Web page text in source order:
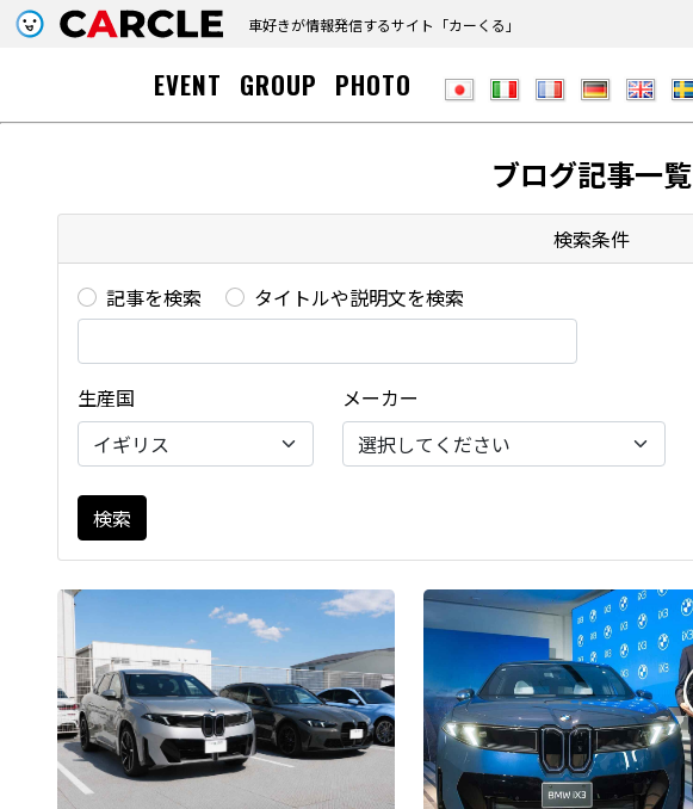
車好きが情報発信するサイト「カーくる 」
EVENT GROUP PHOTO
ブログ記事一覧
検索条件
記事を検索 タイトルや説明文を検索
生産国 メーカー
検索